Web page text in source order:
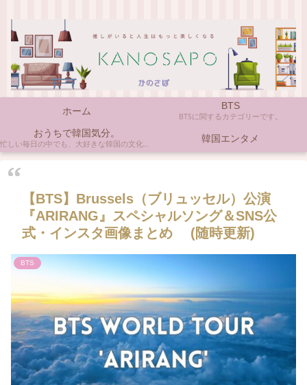
ホーム BTS
BTSに関するカテゴリーです。
おうちで韓国気分。
忙しい毎日の中でも、大好きな韓国の文化やアイテムに触れると心がほっとしますよね。ここでは、自宅で手軽に楽しめる韓国の美味しいもの、お気に入りのコスメ、そして推し活の楽しみ方など、「おうちにいながら韓国気分」に触れられるヒントを私らしくお届けします。 韓国エンタメ
【BTS】Brussels（ブリュッセル）公演
『ARIRANG』スペシャルソング＆SNS公
式・インスタ画像まとめ (随時更新)
BTS